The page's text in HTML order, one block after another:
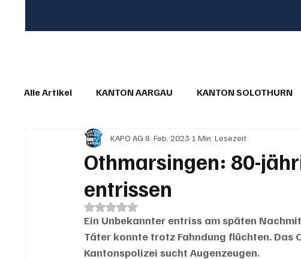
Alle Artikel KANTON AARGAU KANTON SOLOTHURN
IN EIGENER SACHE KOMMENTARE LESERBRIEFE
Othmarsingen: 80-
entrissen
KAPO AG 8. Feb. 2023 1 Min. Lesezeit
Mit NaN von 5 Sternen bewertet.
Ein Unbekannter entriss am späten
Täter konnte trotz Fahndung flüchten. Das
Kantonspolizei sucht Augenzeugen.